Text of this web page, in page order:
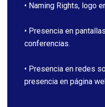
• Naming Rights, logo
• Presencia en
conferencias.
• Presencia en redes
presencia en página